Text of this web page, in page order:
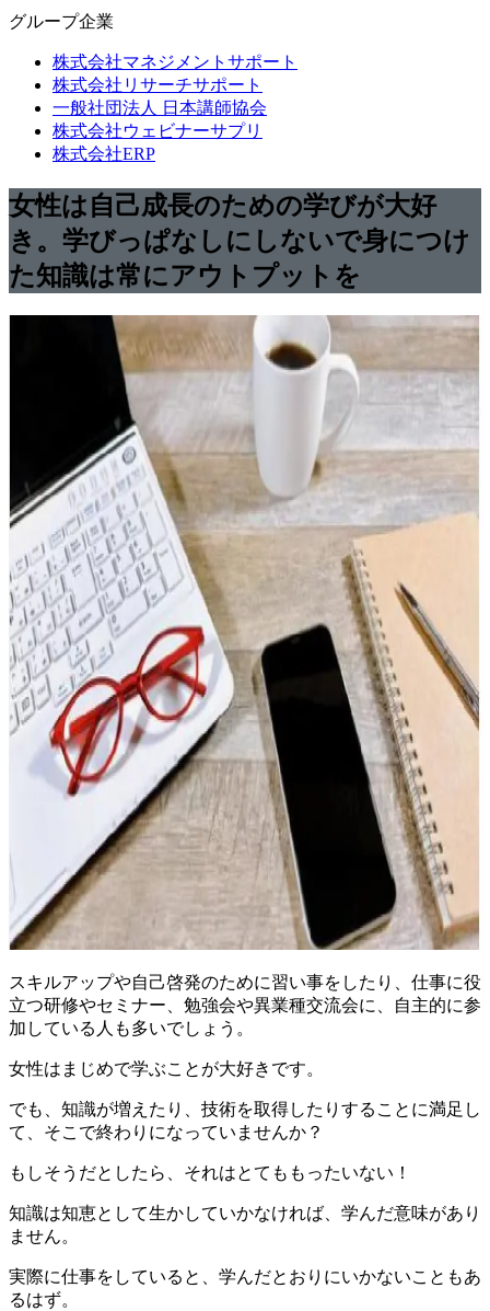
グループ企業
株式会社マネジメントサポート
株式会社リサーチサポート
一般社団法人 日本講師協会
株式会社ウェビナーサプリ
株式会社ERP
女性は自己成長のための学びが大好
き。学びっぱなしにしないで身につけ
た知識は常にアウトプットを
スキルアップや自己啓発のために習い事をしたり、仕事に役
立つ研修やセミナー、勉強会や異業種交流会に、自主的に参
加している人も多いでしょう。
女性はまじめで学ぶことが大好き です。
でも、知識が増えたり、技術を取得したりすることに満足し
て、そこで終わりになっていませんか？
もしそうだとしたら、それはとてももったいない！
知識は知恵として生かしていかなければ、学んだ意味があり
ません。
実際に仕事をしていると、学んだとおりにいかないこともあ
るはず。